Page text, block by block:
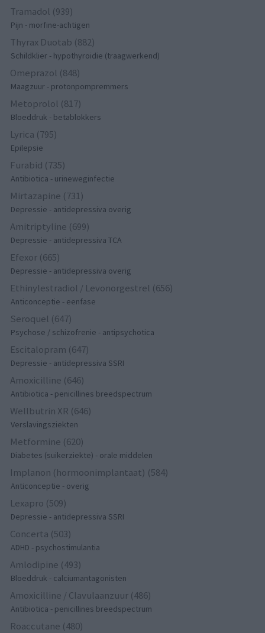
Tramadol (939)
Pijn - morfine-achtigen
Thyrax Duotab (882)
Schildklier - hypothyroidie (traagwerkend)
Omeprazol (848)
Maagzuur - protonpompremmers
Metoprolol (817)
Bloeddruk - betablokkers
Lyrica (795)
Epilepsie
Furabid (735)
Antibiotica - urineweginfectie
Mirtazapine (731)
Depressie - antidepressiva overig
Amitriptyline (699)
Depressie - antidepressiva TCA
Efexor (665)
Depressie - antidepressiva overig
Ethinylestradiol / Levonorgestrel (656)
Anticonceptie - eenfase
Seroquel (647)
Psychose / schizofrenie - antipsychotica
Escitalopram (647)
Depressie - antidepressiva SSRI
Amoxicilline (646)
Antibiotica - penicillines breedspectrum
Wellbutrin XR (646)
Verslavingsziekten
Metformine (620)
Diabetes (suikerziekte) - orale middelen
Implanon (hormoonimplantaat) (584)
Anticonceptie - overig
Lexapro (509)
Depressie - antidepressiva SSRI
Concerta (503)
ADHD - psychostimulantia
Amlodipine (493)
Bloeddruk - calciumantagonisten
Amoxicilline / Clavulaanzuur (486)
Antibiotica - penicillines breedspectrum
Roaccutane (480)